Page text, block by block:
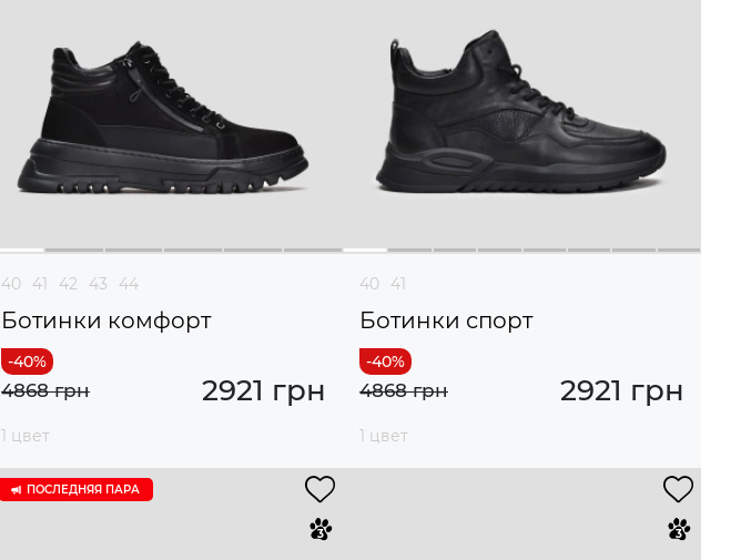
40 41 42 43 44
Ботинки комфорт
2921 грн
4868 грн
1 цвет
40 41
Ботинки спорт
2921 грн
4868 грн
1 цвет
ПОСЛЕДНЯЯ ПАРА